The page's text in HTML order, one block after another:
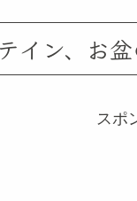
イン、お
スポ